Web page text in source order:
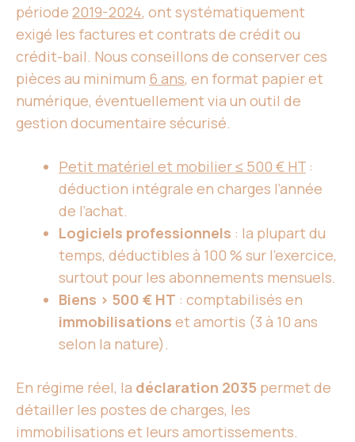
période 2019-2024, ont systématiquement
exigé les factures et contrats de crédit ou
crédit-bail. Nous conseillons de conserver ces
pièces au minimum 6 ans, en format papier et
numérique, éventuellement via un outil de
gestion documentaire sécurisé.
Petit matériel et mobilier ≤ 500 € HT :
déduction intégrale en charges l’année
de l’achat.
Logiciels professionnels : la plupart du
temps, déductibles à 100 % sur l’exercice,
surtout pour les abonnements mensuels.
Biens > 500 € HT : comptabilisés en
immobilisations et amortis (3 à 10 ans
selon la nature).
En régime réel, la déclaration 2035 permet de
détailler les postes de charges, les
immobilisations et leurs amortissements.